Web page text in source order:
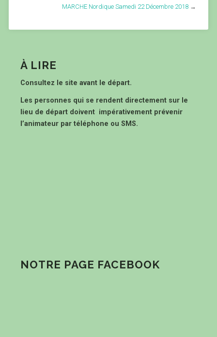
MARCHE Nordique Samedi 22 Décembre 2018 →
À LIRE
Consultez le site avant le départ.
Les personnes qui se rendent directement sur le
lieu de départ doivent impérativement prévenir
l’animateur par téléphone ou SMS.
NOTRE PAGE FACEBOOK